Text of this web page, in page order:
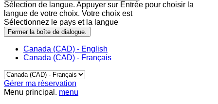
Sélection de langue. Appuyer sur Entrée pour choisir la
langue de votre choix. Votre choix est
Sélectionnez le pays et la langue
Fermer la boîte de dialogue.
Canada (CAD) - English
Canada (CAD) - Français
Gérer ma réservation
Menu principal. menu